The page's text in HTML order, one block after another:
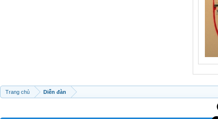
Trang chủ Diễn đàn